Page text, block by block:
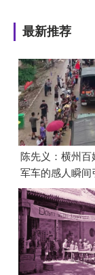
最新推荐
陈先义：横州百
军车的感人瞬间